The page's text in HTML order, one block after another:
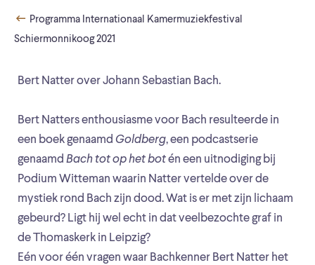
Bert Natter over Johann Sebastian Bach.
Bert Natters enthousiasme voor Bach resulteerde in
een boek genaamd Goldberg, een podcastserie
genaamd Bach tot op het botén een uitnodiging bij
Podium Witteman waarin Natter vertelde over de
mystiek rond Bach zijn dood. Wat is er met zijn lichaam
gebeurd? Ligt hij wel echt in dat veelbezochte graf in
de Thomaskerk in Leipzig?
Eén voor één vragen waar Bachkenner Bert Natter het
Programma Internationaal Kamermuziekfestival
Schiermonnikoog 2021